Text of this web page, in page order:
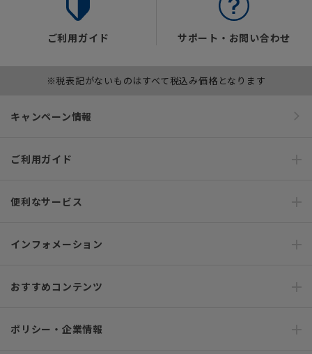
ご利用ガイド サポート・お問い合わせ
※税表記がないものはすべて税込み価格となります
キャンペーン情報
ご利用ガイド
便利なサービス
インフォメーション
おすすめコンテンツ
ポリシー・企業情報